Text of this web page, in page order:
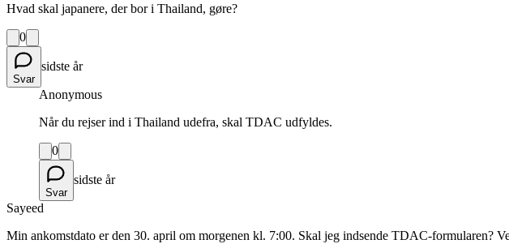
Hvad skal japanere, der bor i Thailand, gøre?
0
Svar
sidste år
Anonymous
Når du rejser ind i Thailand udefra, skal TDAC udfyldes.
0
Svar
sidste år
Sayeed
Min ankomstdato er den 30. april om morgenen kl. 7:00. Skal jeg indsende TDAC-formularen?